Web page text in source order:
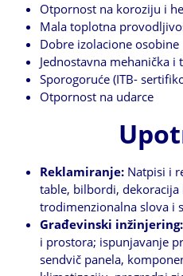
Otpornost na koroziju i
Mala toplotna
Dobre izolacione osobine
Jednostavna mehanička i
Sporogoruće (ITB-
Otpornost na udarce
Reklamiranje: Natpisi i
table, bilbordi, dekoracija
trodimenzionalna slova i
Građevinski inžinjering:
i prostora; ispunjavanje
sendvič panela,